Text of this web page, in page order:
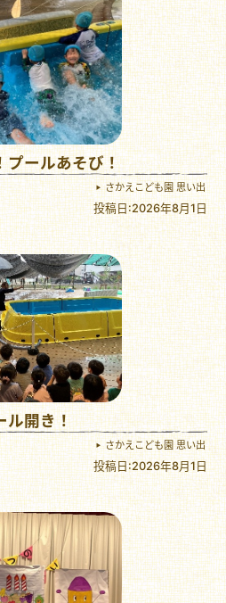
プールあそび！
さかえこども園 思い出
投稿日:2026年8月1日
ル開き！
さかえこども園 思い出
投稿日:2026年8月1日